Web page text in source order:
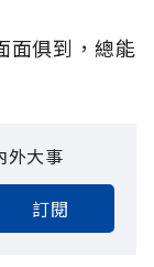
面俱到，總能
外大事
訂閱